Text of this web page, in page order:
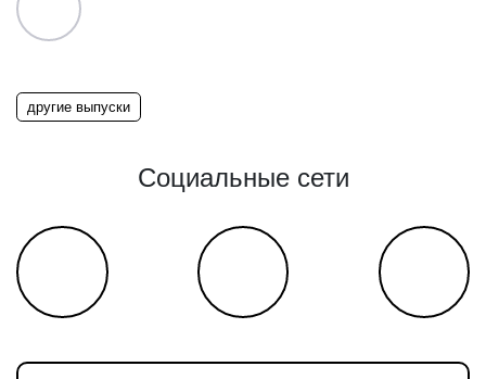
другие выпуски
Социальные сети